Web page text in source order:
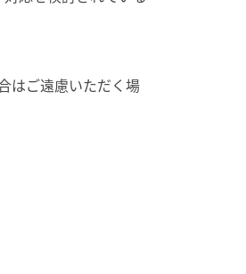
はご遠慮いただく場